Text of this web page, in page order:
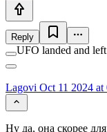
Reply
UFO landed and
Lagovi Oct 11 2024 at
Ну да, она скорее